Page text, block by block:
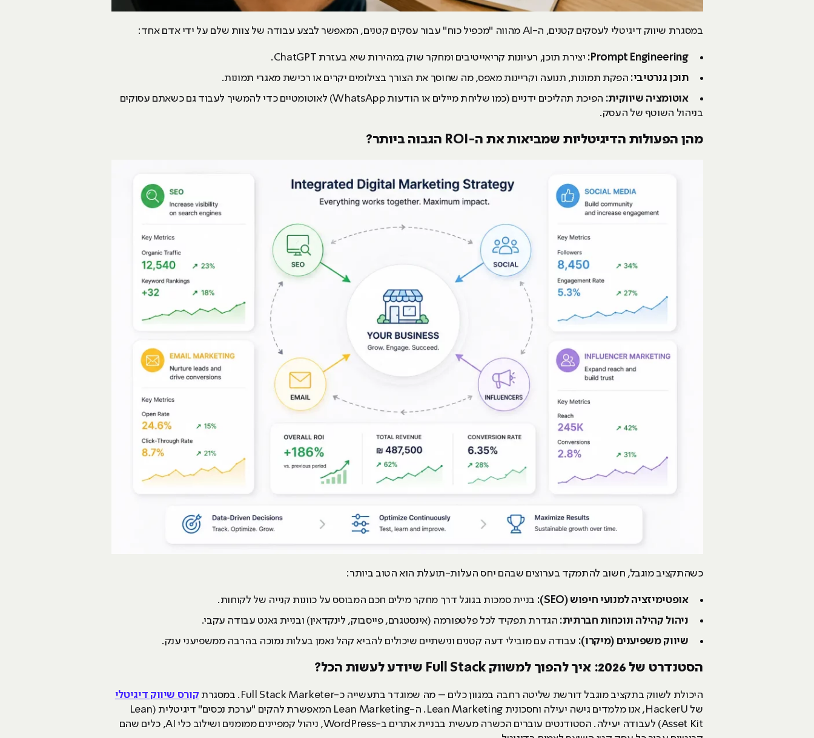
במסגרת שיווק דיגיטלי לעסקים קטנים, ה-AI מהווה "מכפיל כוח" עבור עסקים קטנים, המאפשר לבצע עבודה של צוות שלם על ידי אדם אחד:
Prompt Engineering
: יצירת תוכן, רעיונות קריאייטיבים ומחקר שוק במהירות שיא בעזרת ChatGPT.
תוכן גנרטיבי: הפקת תמונות, תנועה וקריינות מאפס, מה שחוסך את הצורך בצילומים יקרים או רכישת מאגרי תמונות.
אוטומציה שיווקית:
הפיכת תהליכים ידניים (כמו שליחת מיילים או הודעות WhatsApp) לאוטומטיים כדי להמשיך לעבוד גם כשאתם עסוקים
בניהול השוטף של העסק.
מהן הפעולות הדיגיטליות שמביאות את ה- ROI הגבוה ביותר?
כשהתקציב מוגבל, חשוב להתמקד בערוצים שבהם יחס העלות-תועלת הוא הטוב ביותר:
אופטימיזציה למנועי חיפוש (SEO
): בניית סמכות בגוגל דרך מחקר מילים חכם המבוסס על כוונות קנייה של לקוחות.
ניהול קהילה ונוכחות חברתית: הגדרת תפקיד לכל פלטפורמה (אינסטגרם, פייסבוק, לינקדאין) ובניית גאנט עבודה עקבי.
שיווק משפיענים (מיקרו): עבודה עם מובילי דעה קטנים ונישתיים שיכולים להביא קהל נאמן בעלות נמוכה בהרבה ממשפיעני ענק.
הסטנדרט של 2026: איך להפוך למשווק Full Stack שיודע לעשות הכל?
היכולת לשווק בתקציב מוגבל דורשת שליטה רחבה במגוון כלים – מה שמוגדר בתעשייה כ-Full Stack Marketer. במסגרת
קורס שיווק דיגיטלי
של HackerU, אנו מלמדים גישה יעילה וחסכונית Lean Marketing. ה-Lean Marketing המאפשרת להקים "ערכת נכסים" דיגיטלית (Lean
Asset Kit) לעבודה יעילה. הסטודנטים עוברים הכשרה מעשית בבניית אתרים ב-WordPress, ניהול קמפיינים ממומנים ושילוב כלי AI, כלים שהם